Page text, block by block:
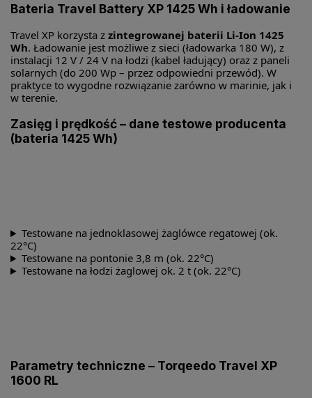
Bateria Travel Battery XP 1425 Wh i ładowanie
Travel XP korzysta z zintegrowanej baterii Li-Ion 1425
Wh. Ładowanie jest możliwe z sieci (ładowarka 180 W), z
instalacji 12 V / 24 V na łodzi (kabel ładujący) oraz z paneli
solarnych (do 200 Wp – przez odpowiedni przewód). W
praktyce to wygodne rozwiązanie zarówno w marinie, jak i
w terenie.
Zasięg i prędkość – dane testowe producenta
(bateria 1425 Wh)
Testowane na jednoklasowej żaglówce regatowej (ok.
22°C)
Testowane na pontonie 3,8 m (ok. 22°C)
Testowane na łodzi żaglowej ok. 2 t (ok. 22°C)
Parametry techniczne – Torqeedo Travel XP
1600 RL